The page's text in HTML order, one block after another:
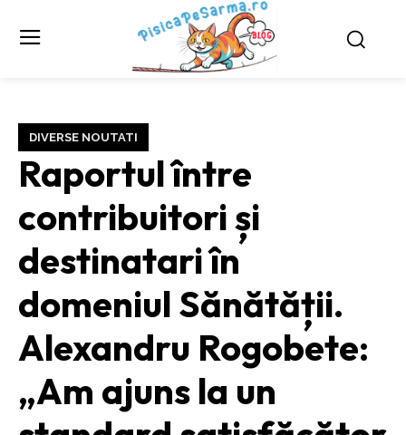
DIVERSE NOUTATI
Raportul între
contribuitori și
destinatari în
domeniul Sănătății.
Alexandru Rogobete:
„Am ajuns la un